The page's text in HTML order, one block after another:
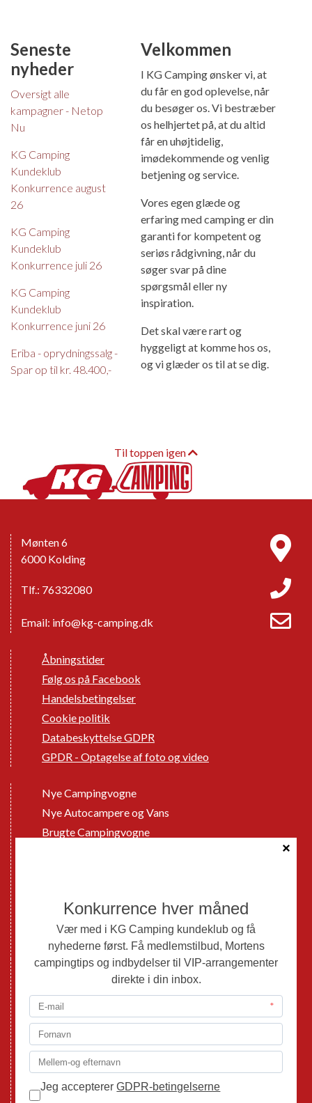
Seneste
nyheder
Oversigt alle
kampagner - Netop
Nu
KG Camping
Kundeklub
Konkurrence august
26
KG Camping
Kundeklub
Konkurrence juli 26
KG Camping
Kundeklub
Konkurrence juni 26
Eriba - oprydningssalg -
Spar op til kr. 48.400,-
Velkommen
I KG Camping ønsker vi, at
du får en god oplevelse, når
du besøger os. Vi bestræber
os helhjertet på, at du altid
får en uhøjtidelig,
imødekommende og venlig
betjening og service.
Vores egen glæde og
erfaring med camping er din
garanti for kompetent og
seriøs rådgivning, når du
søger svar på dine
spørgsmål eller ny
inspiration.
Det skal være rart og
hyggeligt at komme hos os,
og vi glæder os til at se dig.
Til toppen igen
Mønten 6
6000 Kolding
Tlf.: 76332080
Email: info@kg-camping.dk
Åbningstider
Følg os på Facebook
Handelsbetingelser
Cookie politik
Databeskyttelse GDPR
GPDR - Optagelse af foto og video
Nye Campingvogne
Nye Autocampere og Vans
Brugte Campingvogne
Mortens Campingtips
KG Camping Kundeklub
Nyheder
Adria
Adria Autocampere
Eriba
Fendt
Hobby
Randger Van